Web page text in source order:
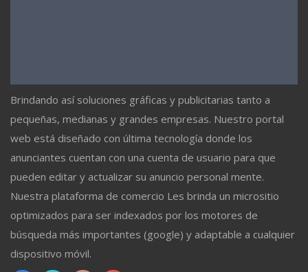
Brindando así soluciones gráficas y publicitarias tanto a
pequeñas, medianas y grandes empresas. Nuestro portal
web está diseñado con última tecnología donde los
anunciantes cuentan con una cuenta de usuario para que
pueden editar y actualizar su anuncio personal mente.
Nuestra plataforma de comercio Les brinda un micrositio
optimizados para ser indexados por los motores de
búsqueda más importantes (google) y adaptable a cualquier
dispositivo móvil.